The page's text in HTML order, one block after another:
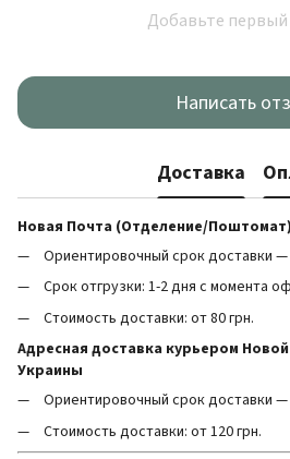
Добавьте
Написать
Доставка
Новая Почта (Отделение/Поштомат)
Ориентировочный срок доставки —
Срок отгрузки: 1-2 дня с момента
Стоимость доставки: от 80 грн.
Адресная доставка курьером
Украины
Ориентировочный срок доставки —
Стоимость доставки: от 120 грн.